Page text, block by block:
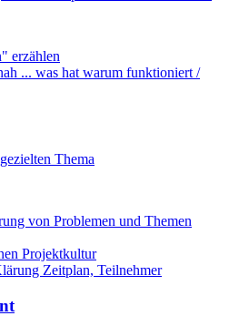
erzählen
... was hat warum funktioniert /
Thema
von Problemen und Themen
Projektkultur
Zeitplan, Teilnehmer